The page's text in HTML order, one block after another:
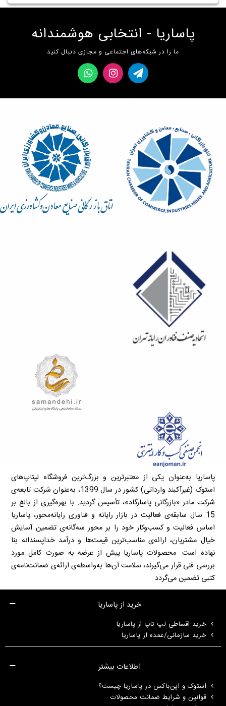
پاساریا - انتخابی هوشمندانه
ما را در شبکه‌های اجتماعی و مجازی دنبال کنید
پاساریا به‌عنوان یکی از معتبرترین و بزرگ‌ترین فروشگاه لپتاپ‌های
استوک (غیرآکبند وارداتی) کشور در سال 1399، به‌عنوان شرکت تابعه‌ی
شرکت مادر «بازرگانی پاسارگاد»، تأسیس گردید. با بهره‌گیری از بالغ بر
15 سال سابقه‌ی فعالیت در بازار رایانه و فناوری رایانه‌محور، پاساریا
اساس فعالیت و کسب‌وکار خود را بر محور سه‌گانه‌ی تضمین آسایش
خیال مشتریان، ارائه‌ی مناسب‌ترین قیمت‌ها و درآمد خداپسندانه بنا
نهاده است. محصولات پاساریا پیش از عرضه به صورت کامل مورد
بررسی فنی قرار می‌گیرند، سلامت آن‌ها به‌واسطه‌ی ارائه‌ی ضمانت‌نامه‌ی
کتبی تضمین می‌گردد
خرید از پاساریا
خرید اقساطی لپ تاپ از پاساریا
خرید سازمانی/عمده از پاساریا
اطلاعات بیشتر
استوک و اپن‌باکس در پاساریا چیست؟
قوانین و شرایط ضمانت محصولات